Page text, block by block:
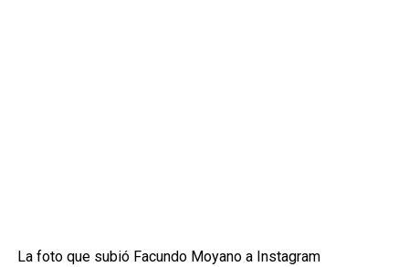
La foto que subió Facundo Moyano a Instagram